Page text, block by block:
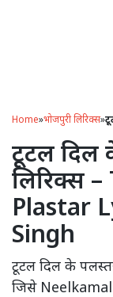
Home»भोजपुरी लिरिक्स»
टूटल दिल
लिरिक्स
Plastar
Singh
टूटल दिल के
जिसे Neelkamal